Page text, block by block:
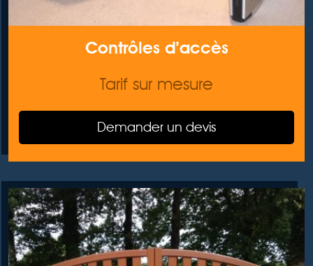
Contrôles d’accès
Tarif sur mesure
Demander un devis